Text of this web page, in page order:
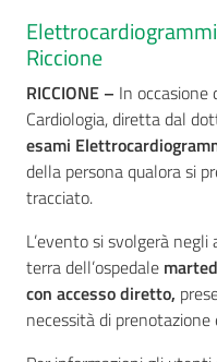
Riccione
RICCIONE – In occasione
Cardiologia, diretta dal
esami
della persona qualora si
tracciato.
L’evento si svolgerà
terra dell’ospedale
con accesso diretto,
necessità di